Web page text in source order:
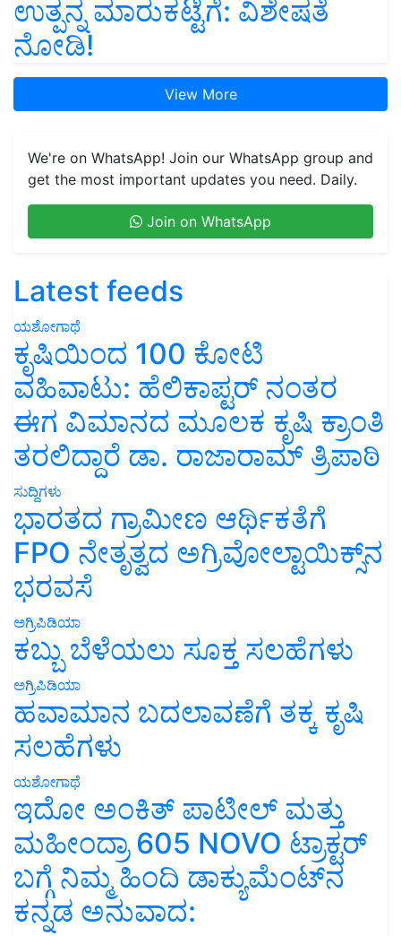
ಉತ್ಪನ್ನ ಮಾರುಕಟ್ಟೆಗೆ: ವಿಶೇಷತೆ
ನೋಡಿ!
View More
We're on WhatsApp! Join our WhatsApp group and
get the most important updates you need. Daily.
Join on WhatsApp
Latest feeds
ಯಶೋಗಾಥೆ
ಕೃಷಿಯಿಂದ 100 ಕೋಟಿ
ವಹಿವಾಟು: ಹೆಲಿಕಾಪ್ಟರ್ ನಂತರ
ಈಗ ವಿಮಾನದ ಮೂಲಕ ಕೃಷಿ ಕ್ರಾಂತಿ
ತರಲಿದ್ದಾರೆ ಡಾ. ರಾಜಾರಾಮ್ ತ್ರಿಪಾಠಿ
ಸುದ್ದಿಗಳು
ಭಾರತದ ಗ್ರಾಮೀಣ ಆರ್ಥಿಕತೆಗೆ
FPO ನೇತೃತ್ವದ ಅಗ್ರಿವೋಲ್ಟಾಯಿಕ್ಸ್‌ನ
ಭರವಸೆ
ಅಗ್ರಿಪಿಡಿಯಾ
ಕಬ್ಬು ಬೆಳೆಯಲು ಸೂಕ್ತ ಸಲಹೆಗಳು
ಅಗ್ರಿಪಿಡಿಯಾ
ಹವಾಮಾನ ಬದಲಾವಣೆಗೆ ತಕ್ಕ ಕೃಷಿ
ಸಲಹೆಗಳು
ಯಶೋಗಾಥೆ
ಇದೋ ಅಂಕಿತ್ ಪಾಟೀಲ್ ಮತ್ತು
ಮಹೀಂದ್ರಾ 605 NOVO ಟ್ರಾಕ್ಟರ್
ಬಗ್ಗೆ ನಿಮ್ಮ ಹಿಂದಿ ಡಾಕ್ಯುಮೆಂಟ್‌ನ
ಕನ್ನಡ ಅನುವಾದ: